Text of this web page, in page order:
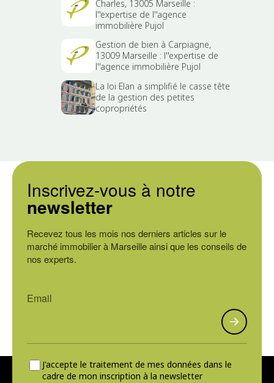
Charles, 13005 Marseille :
l''expertise de l''agence
immobilière Pujol
Gestion de bien à Carpiagne,
13009 Marseille : l''expertise de
l''agence immobilière Pujol
La loi Elan a simplifié le casse tête
de la gestion des petites
copropriétés
Inscrivez-vous à notre
newsletter
Recevez tous les mois nos derniers articles sur le
marché immobilier à Marseille ainsi que les conseils de
nos experts.
J'accepte le traitement de mes données dans le
cadre de mon inscription à la newsletter